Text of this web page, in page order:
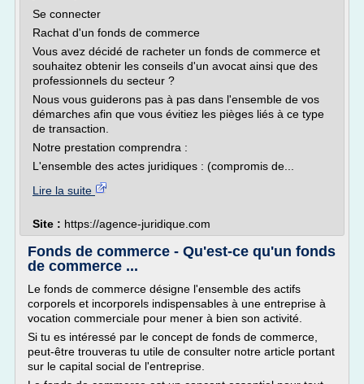
Se connecter
Rachat d'un fonds de commerce
Vous avez décidé de racheter un fonds de commerce et
souhaitez obtenir les conseils d'un avocat ainsi que des
professionnels du secteur ?
Nous vous guiderons pas à pas dans l'ensemble de vos
démarches afin que vous évitiez les pièges liés à ce type
de transaction.
Notre prestation comprendra :
L'ensemble des actes juridiques : (compromis de...
Lire la suite
Site : https://agence-juridique.com
Fonds de commerce - Qu'est-ce qu'un fonds
de commerce ...
Le fonds de commerce désigne l'ensemble des actifs
corporels et incorporels indispensables à une entreprise à
vocation commerciale pour mener à bien son activité.
Si tu es intéressé par le concept de fonds de commerce,
peut-être trouveras tu utile de consulter notre article portant
sur le capital social de l'entreprise.